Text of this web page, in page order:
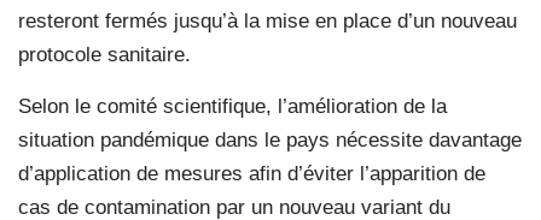
resteront fermés jusqu’à la mise en place d’un nouveau
protocole sanitaire.
Selon le comité scientifique, l’amélioration de la
situation pandémique dans le pays nécessite davantage
d’application de mesures afin d’éviter l’apparition de
cas de contamination par un nouveau variant du